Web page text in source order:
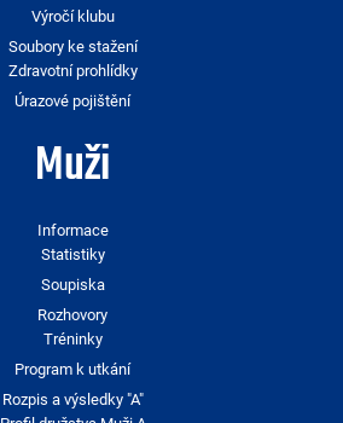
Výročí klubu
Soubory ke stažení
Zdravotní prohlídky
Úrazové pojištění
Muži
Informace
Statistiky
Soupiska
Rozhovory
Tréninky
Program k utkání
Rozpis a výsledky "A"